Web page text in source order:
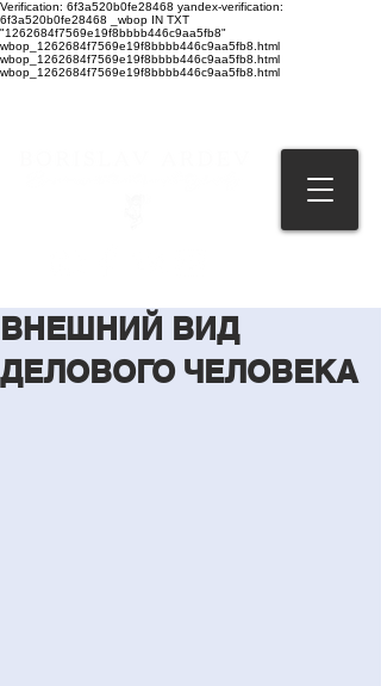
Verification: 6f3a520b0fe28468 yandex-verification:
6f3a520b0fe28468 _wbop IN TXT
"1262684f7569e19f8bbbb446c9aa5fb8"
wbop_1262684f7569e19f8bbbb446c9aa5fb8.html
wbop_1262684f7569e19f8bbbb446c9aa5fb8.html
wbop_1262684f7569e19f8bbbb446c9aa5fb8.html
ВНЕШНИЙ ВИД
ДЕЛОВОГО ЧЕЛОВЕКА